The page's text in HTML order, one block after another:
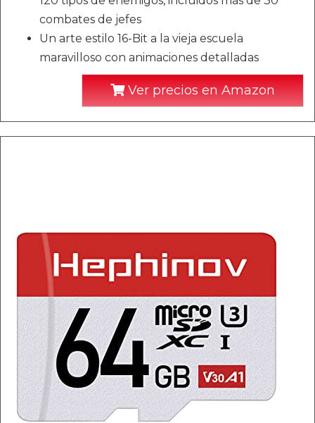
combates de jefes
Un arte estilo 16-Bit a la vieja escuela
maravilloso con animaciones detalladas
Ver precios en Amazon